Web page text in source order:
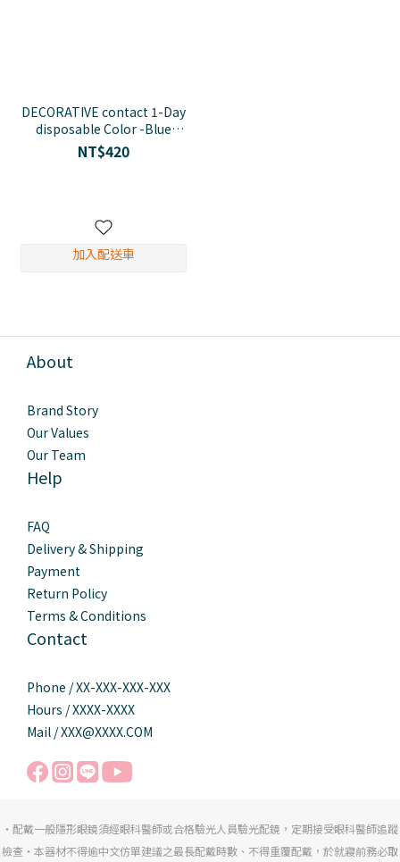
DECORATIVE contact 1-Day
disposable Color -Blue
Tint(30)
NT$420
加入配送車
About
Brand Story
Our Values
Our Team
Help
FAQ
Delivery & Shipping
Payment
Return Policy
Terms & Conditions
Contact
Phone / XX-XXX-XXX-XXX
Hours / XXXX-XXXX
Mail / XXX@XXXX.COM
・配戴一般隱形眼鏡須經眼科醫師或合格驗光人員驗光配鏡，定期接受眼科醫師追蹤
檢查・本器材不得逾中文仿單建議之最長配戴時數、不得重覆配戴，於就寢前務必取